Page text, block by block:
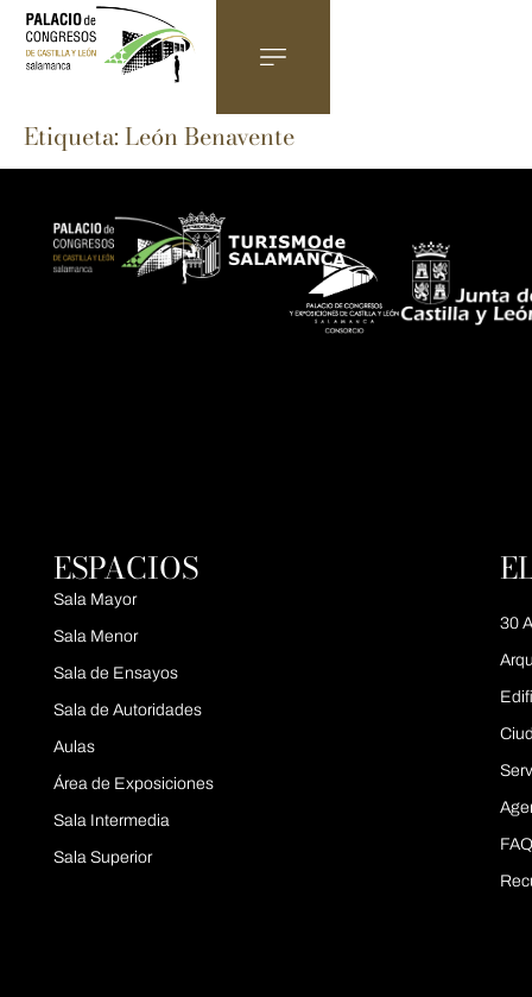
Etiqueta:León Benavente
ESPACIOS
Sala Mayor
Sala Menor
Sala de Ensayos
Sala de Autoridades
Aulas
Área de Exposiciones
Sala Intermedia
Sala Superior
30